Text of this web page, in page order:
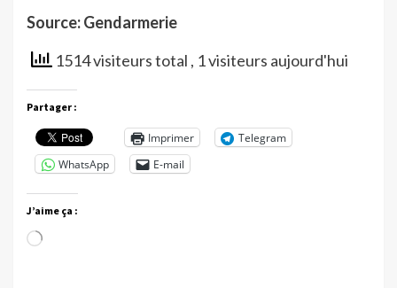
Source: Gendarmerie
1514 visiteurs total , 1 visiteurs aujourd'hui
Partager :
Imprimer
Telegram
WhatsApp
E-mail
J’aime ça :
Chargement…